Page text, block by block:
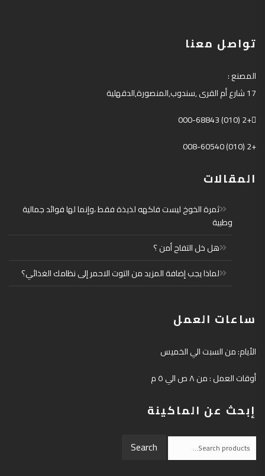
تواصل معنا
المصنع:
17شارع أم القرى,سندوب,المنصورة,الدقهلية
+2 (010) 000-68843
+2 (010) 008-60540
المقالات
ثمرة الخوخ ليست فاكهه لذيذة فقط ،وإنما لها فوائد جمالية
وطبية
هل خل التفاح أمن ؟
لماذا يجب إضافة المزيد من التوت الاحمر إلى نظامك الغذائي؟
ساعات العمل
الأيام: من السبت الي الخميس
أوقات العمل : من ٨ ص الي ٥ م
إبحث عن الماكينة
Search
for:
Search